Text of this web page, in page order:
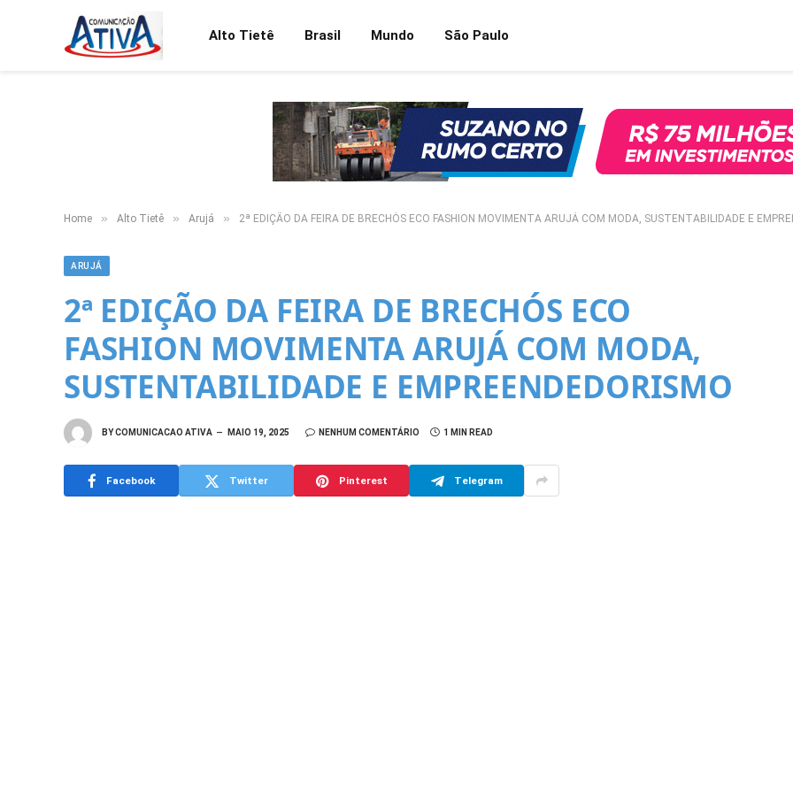
Alto Tietê Brasil Mundo São Paulo
Home » Alto Tietê » Arujá » 2ª EDIÇÃO DA FEIRA DE BRECHÓS ECO FASHION MOVIMENTA ARUJÁ COM MODA, SUSTENTABILIDADE E
ARUJÁ
2ª EDIÇÃO DA FEIRA DE BRECHÓS ECO
FASHION MOVIMENTA ARUJÁ COM MODA,
SUSTENTABILIDADE E EMPREENDEDORISMO
BYCOMUNICACAO ATIVA MAIO 19, 2025 NENHUM COMENTÁRIO 1 MIN READ
Facebook Twitter Pinterest Telegram